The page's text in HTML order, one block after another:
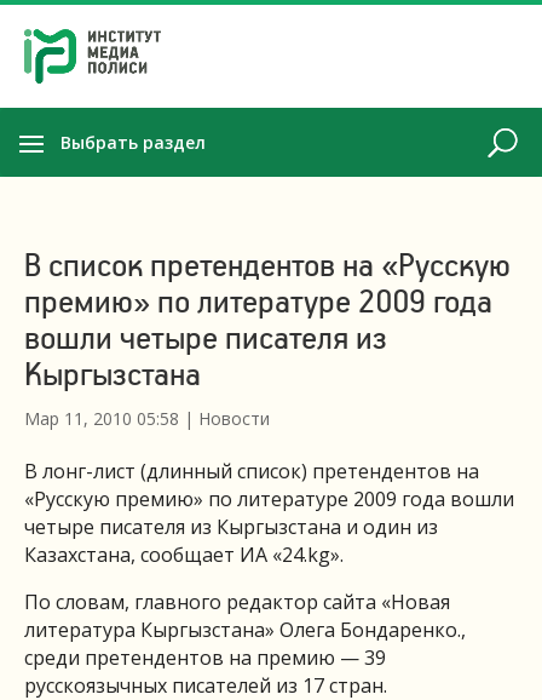
Выбрать раздел
В список претендентов на «Русскую
премию» по литературе 2009 года
вошли четыре писателя из
Кыргызстана
Мар 11, 2010 05:58 | Новости
В лонг-лист (длинный список) претендентов на
«Русскую премию» по литературе 2009 года вошли
четыре писателя из Кыргызстана и один из
Казахстана, сообщает ИА «24.kg».
По словам, главного редактор сайта «Новая
литература Кыргызстана» Олега Бондаренко.,
среди претендентов на премию — 39
русскоязычных писателей из 17 стран.